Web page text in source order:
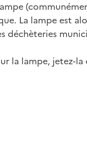
La lampe est
déchèteries
la lampe, jetez-